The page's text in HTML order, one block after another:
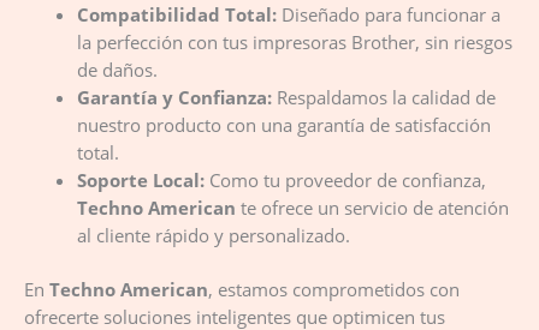
Compatibilidad Total:Diseñado para funcionar a
la perfección con tus impresoras Brother, sin riesgos
de daños.
Garantía y Confianza:Respaldamos la calidad de
nuestro producto con una garantía de satisfacción
total.
Soporte Local:Como tu proveedor de confianza,
Techno American te ofrece un servicio de atención
al cliente rápido y personalizado.
En Techno American, estamos comprometidos con
ofrecerte soluciones inteligentes que optimicen tus